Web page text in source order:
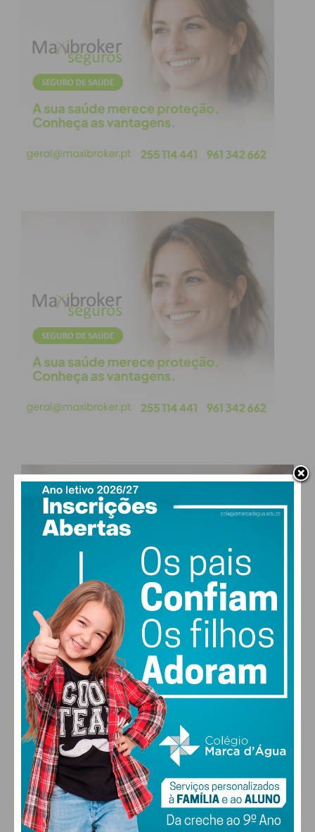
PAÇOS DE FERREIRA
29°
clear sky
MAX 29 • MIN 28
29°
SÁB
27
DOM
28 °
SEG
30 °
TER
FARMACIAS DE SERVIÇO EM PAÇOS DE
FERREIRA